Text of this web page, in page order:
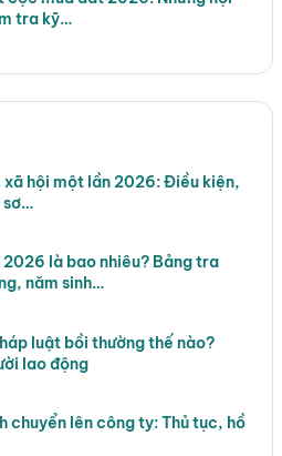
tra kỹ…
xã hội một lần 2026: Điều kiện,
sơ…
2026 là bao nhiêu? Bảng tra
năm sinh…
luật bồi thường thế nào?
lao động
chuyển lên công ty: Thủ tục, hồ